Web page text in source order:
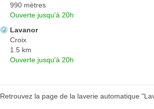
990 mètres
Ouverte jusqu'à 20h
Lavanor
Croix
1.5 km
Ouverte jusqu'à 20h
Retrouvez la page de la laverie automatique